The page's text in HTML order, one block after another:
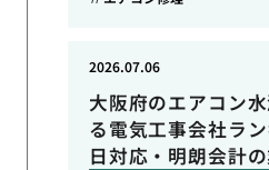
大阪府のエアコン
る電気工事会社ラ
日対応・明朗会計
2026.07.06